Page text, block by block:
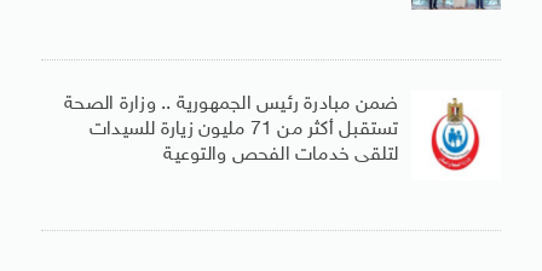
ضمن مبادرة رئيس الجمهورية .. وزارة الصحة
تستقبل أكثر من 71 مليون زيارة للسيدات
لتلقى خدمات الفحص والتوعية